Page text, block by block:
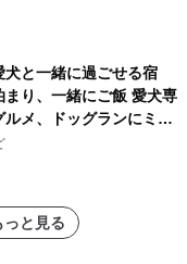
犬と一緒に過ごせる宿
まり、一緒にご飯 愛犬専
ルメ、ドッグランにミニ
ピングとトレーラーハウ
と見る